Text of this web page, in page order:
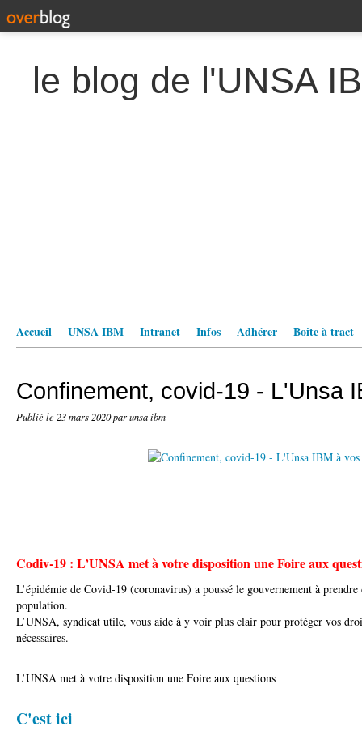
le blog de l'UNSA
Accueil UNSA IBM Intranet Infos Adhérer Boite à tract
Confinement, covid-19 - L'Unsa
Publié le 23 mars 2020par unsa ibm
Codiv-19 : L’UNSA met à votre disposition une Foire aux
L’épidémie de Covid-19 (coronavirus) a poussé le gouvernement à prendre
population.
L’UNSA, syndicat utile, vous aide à y voir plus clair pour protéger vos
nécessaires.
L’UNSA met à votre disposition une Foire aux questions
C'est ici